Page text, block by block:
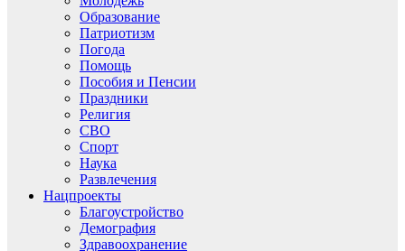
Образование
Патриотизм
Погода
Помощь
Пособия и Пенсии
Праздники
Религия
СВО
Спорт
Наука
Развлечения
Нацпроекты
Благоустройство
Демография
Здравоохранение